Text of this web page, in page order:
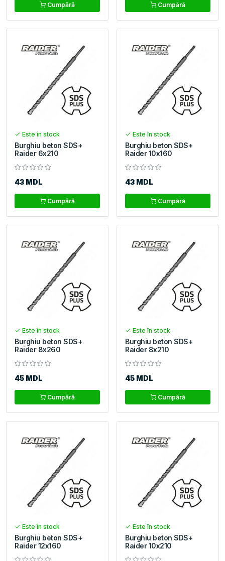
Cumpără Cumpără
Este în stock
Burghiu beton SDS+
Raider 6x210
43 MDL
Cumpără
Este în stock
Burghiu beton SDS+
Raider 10x160
43 MDL
Cumpără
Este în stock
Burghiu beton SDS+
Raider 8x260
45 MDL
Cumpără
Este în stock
Burghiu beton SDS+
Raider 8x210
45 MDL
Cumpără
Este în stock
Burghiu beton SDS+
Raider 12x160
Este în stock
Burghiu beton SDS+
Raider 10x210